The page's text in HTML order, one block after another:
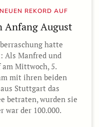
REKORD AUF
Anfang August
hatte
Als Manfred und
Mittwoch, 5.
mit ihren beiden
Stuttgart das
betraten, wurden sie
war der 100.000.